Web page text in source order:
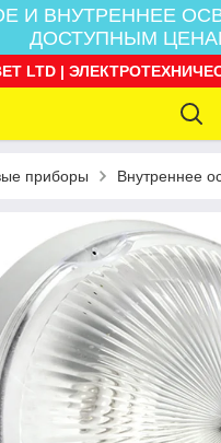
И ВНУТРЕННЕЕ
ДОСТУПНЫМ
LTD |
приборы Внутреннее